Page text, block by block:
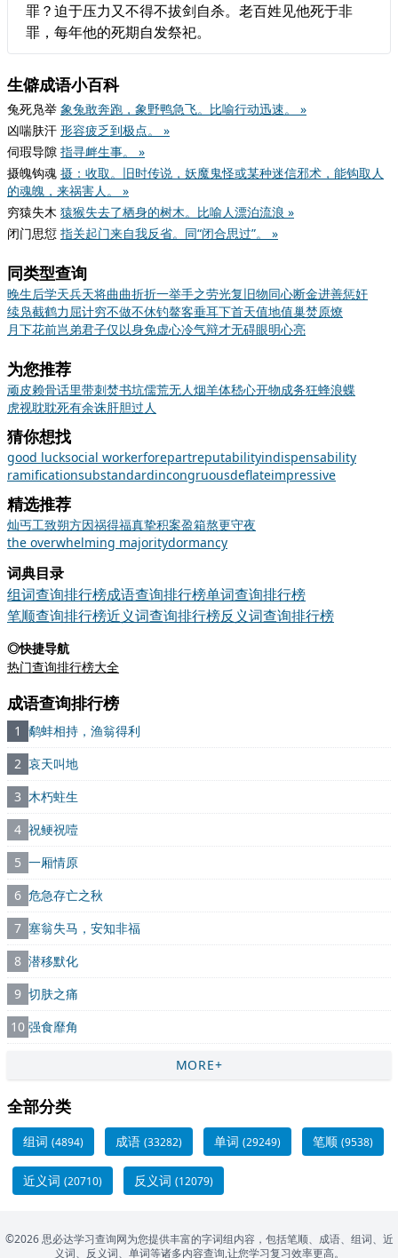
罪？迫于压力又不得不拔剑自杀。老百姓见他死于非
罪，每年他的死期自发祭祀。
生僻成语小百科
兔死凫举 象兔敢奔跑，象野鸭急飞。比喻行动迅速。 »
凶喘肤汗 形容疲乏到极点。 »
伺瑕导隙 指寻衅生事。 »
摄魄钩魂 摄：收取。旧时传说，妖魔鬼怪或某种迷信邪术，能钩取人
的魂魄，来祸害人。 »
穷猿失木 猿猴失去了栖身的树木。比喻人漂泊流浪 »
闭门思愆 指关起门来自我反省。同“闭合思过”。 »
同类型查询
晚生后学天兵天将曲曲折折一举手之劳光复旧物同心断金进善惩奸
续凫截鹤力屈计穷不做不休钓鳌客垂耳下首天值地值巢焚原燎
月下花前岂弟君子仅以身免虚心冷气辩才无碍眼明心亮
为您推荐
顽皮赖骨话里带刺焚书坑儒荒无人烟羊体嵇心开物成务狂蜂浪蝶
虎视耽耽死有余诛肝胆过人
猜你想找
good lucksocial workerforepartreputabilityindispensability
ramificationsubstandardincongruousdeflateimpressive
精选推荐
灿丐工致朔方因祸得福真挚积案盈箱熬更守夜
the overwhelming majoritydormancy
词典目录
组词查询排行榜成语查询排行榜单词查询排行榜
笔顺查询排行榜近义词查询排行榜反义词查询排行榜
◎快捷导航
热门查询排行榜大全
成语查询排行榜
1 鹬蚌相持，渔翁得利
2 哀天叫地
3 木朽蛀生
4 祝鲠祝噎
5 一厢情原
6 危急存亡之秋
7 塞翁失马，安知非福
8 潜移默化
9 切肤之痛
10 强食靡角
MORE+
全部分类
组词 (4894) 成语 (33282) 单词 (29249) 笔顺 (9538)
近义词 (20710) 反义词 (12079)
©2026 思必达学习查询网为您提供丰富的字词组内容，包括笔顺、成语、组词、近
义词、反义词、单词等诸多内容查询,让您学习复习效率更高。